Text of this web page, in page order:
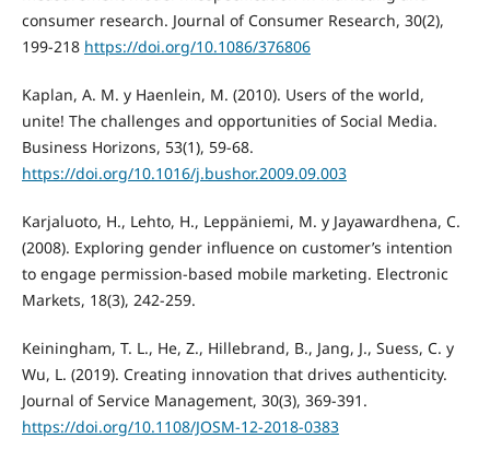
consumer research. Journal of Consumer Research, 30(2),
199-218 https://doi.org/10.1086/376806
Kaplan, A. M. y Haenlein, M. (2010). Users of the world,
unite! The challenges and opportunities of Social Media.
Business Horizons, 53(1), 59-68.
https://doi.org/10.1016/j.bushor.2009.09.003
Karjaluoto, H., Lehto, H., Leppäniemi, M. y Jayawardhena, C.
(2008). Exploring gender influence on customer’s intention
to engage permission-based mobile marketing. Electronic
Markets, 18(3), 242-259.
Keiningham, T. L., He, Z., Hillebrand, B., Jang, J., Suess, C. y
Wu, L. (2019). Creating innovation that drives authenticity.
Journal of Service Management, 30(3), 369-391.
https://doi.org/10.1108/JOSM-12-2018-0383